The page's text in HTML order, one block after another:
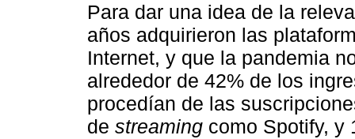
Para dar una idea de la
años adquirieron las
Internet, y que la pandemia
alrededor de 42% de los
procedían de las
de streaming como Spotify, y